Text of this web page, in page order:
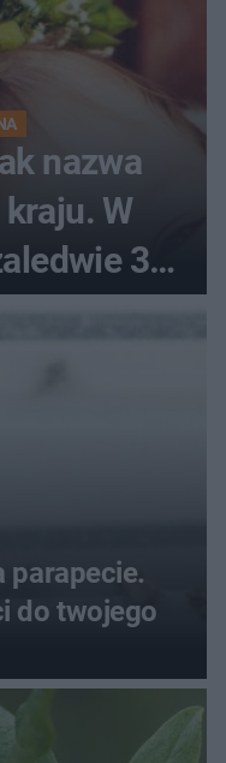
nazwa
W
3
parapecie.
do twojego